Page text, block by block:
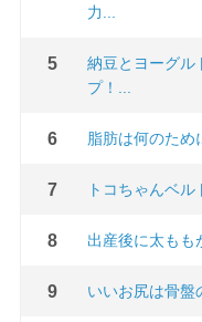
力...
納豆とヨーグル
プ！...
脂肪は何のため
トコちゃんベル
出産後に太もも
いいお尻は骨盤